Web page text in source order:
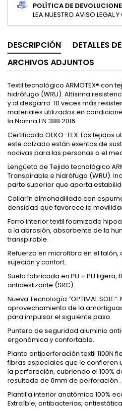
POLÍTICA DE
LEA NUESTRO AVISO LEGAL
DESCRIPCIÓN
DETALLES
ARCHIVOS ADJUNTOS
Textil tecnológico ARMOTEX® con
hidrófugo (WRU). Altísima
y al desgarro. 10 veces más
materiales utilizados en
la Norma EN 388:2016.
Certificado OEKO-TEX. Los
este calzado están exentos de
nocivas para las personas o el
Lengüeta de Tejido tecnológico
Transpirable e hidrófugo (WRU).
parte superior que aporta
Collarín almohadillado con
densidad que favorece la
Forro interior textil foamizado
a la abrasión, absorbente de la
transpirable.
Refuerzo en microfibra en el
sujeción y confort.
Suela fabricada en PU + PU ligera,
antideslizante (SRC).
Nueva Tecnología “OPTIMAL
aprovechamiento de la
para impulsar el siguiente paso.
Puntera de seguridad aluminio
ergonómica y confortable.
Planta antiperforación textil 1100N
fibras especiales que le confieren
la perforación, cubriendo el 100%
resultado de 0mm de perforación .
Plantilla interior anatómica 100%
Extraíble, antibacterias,